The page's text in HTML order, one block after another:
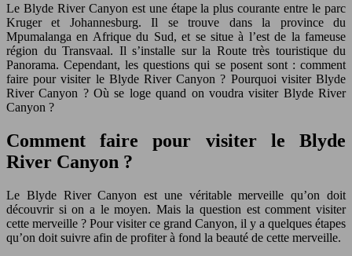
Le Blyde River Canyon est une étape la plus courante entre le parc
Kruger et Johannesburg. Il se trouve dans la province du
Mpumalanga en Afrique du Sud, et se situe à l’est de la fameuse
région du Transvaal. Il s’installe sur la Route très touristique du
Panorama. Cependant, les questions qui se posent sont : comment
faire pour visiter le Blyde River Canyon ? Pourquoi visiter Blyde
River Canyon ? Où se loge quand on voudra visiter Blyde River
Canyon ?
Comment faire pour visiter le Blyde
River Canyon ?
Le Blyde River Canyon est une véritable merveille qu’on doit
découvrir si on a le moyen. Mais la question est comment visiter
cette merveille ? Pour visiter ce grand Canyon, il y a quelques étapes
qu’on doit suivre afin de profiter à fond la beauté de cette merveille.